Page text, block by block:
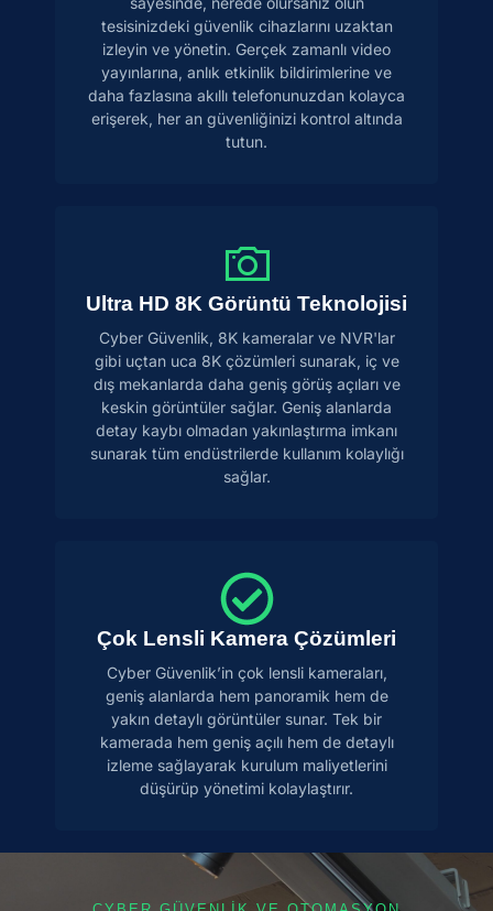
tesisinizdeki güvenlik cihazlarını uzaktan
izleyin ve yönetin. Gerçek zamanlı video
yayınlarına, anlık etkinlik bildirimlerine ve
daha fazlasına akıllı telefonunuzdan kolayca
erişerek, her an güvenliğinizi kontrol altında
tutun.
Ultra HD 8K Görüntü Teknolojisi
Cyber Güvenlik, 8K kameralar ve NVR'lar
gibi uçtan uca 8K çözümleri sunarak, iç ve
dış mekanlarda daha geniş görüş açıları ve
keskin görüntüler sağlar. Geniş alanlarda
detay kaybı olmadan yakınlaştırma imkanı
sunarak tüm endüstrilerde kullanım kolaylığı
sağlar.
Çok Lensli Kamera Çözümleri
Cyber Güvenlik’in çok lensli kameraları,
geniş alanlarda hem panoramik hem de
yakın detaylı görüntüler sunar. Tek bir
kamerada hem geniş açılı hem de detaylı
izleme sağlayarak kurulum maliyetlerini
düşürüp yönetimi kolaylaştırır.